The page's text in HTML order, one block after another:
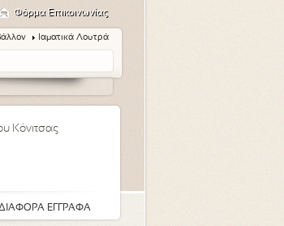
Φόρμα Επικοινωνίας
Ιαματικά Λουτρά
Κόνιτσας
ΕΓΓΡΑΦΑ